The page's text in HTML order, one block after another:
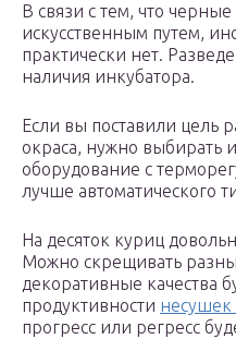
В связи с тем, что
искусственным путем,
практически нет.
наличия инкубатора.
Если вы поставили цель
окраса, нужно выбирать
оборудование с
лучше автоматического
На десяток куриц
Можно скрещивать
декоративные качества
продуктивности несушек
прогресс или регресс